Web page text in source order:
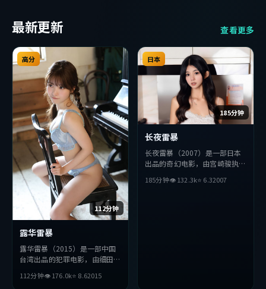
最新更新 查看更多
112分钟
高分
露华雷暴
露华雷暴（2015）是一部中国
台湾出品的犯罪电影，由细田守
等主演。影片在叙事与视听上力
112分钟👁176.0k⭐ 8.62015
185分钟
日本
长夜雷暴
长夜雷暴（2007）是一部日本
出品的奇幻电影，由宫崎骏执
主演。影片在叙事与视听上力求
185分钟👁132.3k⭐ 6.32007